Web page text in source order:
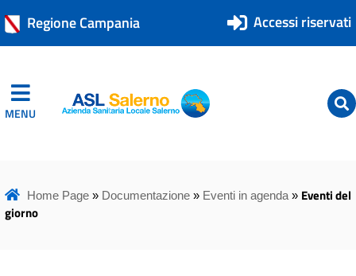
Regione Campania Accessi riservati
MENU ASL Salerno
ASL Salerno
Home Page» Documentazione» Eventi in agenda» Eventi del
giorno